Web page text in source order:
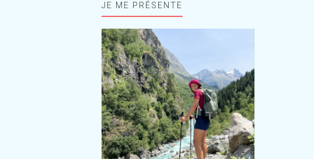
JE ME PRÉSENTE